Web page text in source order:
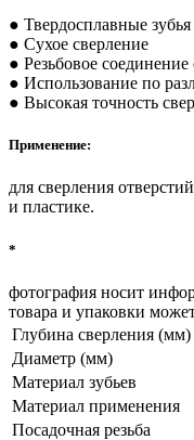
● Твердосплавные
● Сухое сверление
● Резьбовое соединение
● Использование по
● Высокая точность
Применение:
для сверления
и пластике.
*
фотография носит
товара и упаковки
Глубина сверления (мм)
Диаметр (мм)
Материал зубьев
Материал применения
Посадочная резьба